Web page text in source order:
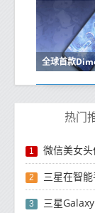
热门
1 微信美女头
2 三星在智
3 三星